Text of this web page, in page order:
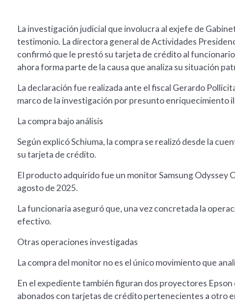
La investigación judicial que involucra al exjefe de
testimonio. La directora general de Actividades
confirmó que le prestó su tarjeta de crédito al
ahora forma parte de la causa que analiza su situación
La declaración fue realizada ante el fiscal Gerardo
marco de la investigación por presunto enriquecimiento
La compra bajo análisis
Según explicó Schiuma, la compra se realizó desde la
su tarjeta de crédito.
El producto adquirido fue un monitor Samsung Odyssey
agosto de 2025.
La funcionaria aseguró que, una vez concretada la
efectivo.
Otras operaciones investigadas
La compra del monitor no es el único movimiento que
En el expediente también figuran dos proyectores
abonados con tarjetas de crédito pertenecientes a otro